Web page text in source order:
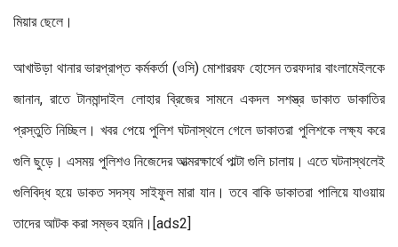
মিয়ার ছেলে।
আখাউড়া থানার ভারপ্রাপ্ত কর্মকর্তা (ওসি) মোশাররফ হোসেন তরফদার বাংলামেইলকে
জানান, রাতে টানমান্দাইল লোহার ব্রিজের সামনে একদল সশস্ত্র ডাকাত ডাকাতির
প্রস্তুতি নিচ্ছিল। খবর পেয়ে পুলিশ ঘটনাস্থলে গেলে ডাকাতরা পুলিশকে লক্ষ্য করে
গুলি ছুড়ে। এসময় পুলিশও নিজেদের আত্মরক্ষার্থে পাল্টা গুলি চালায়। এতে ঘটনাস্থলেই
গুলিবিদ্ধ হয়ে ডাকত সদস্য সাইফুল মারা যান। তবে বাকি ডাকাতরা পালিয়ে যাওয়ায়
তাদের আটক করা সম্ভব হয়নি।[ads2]